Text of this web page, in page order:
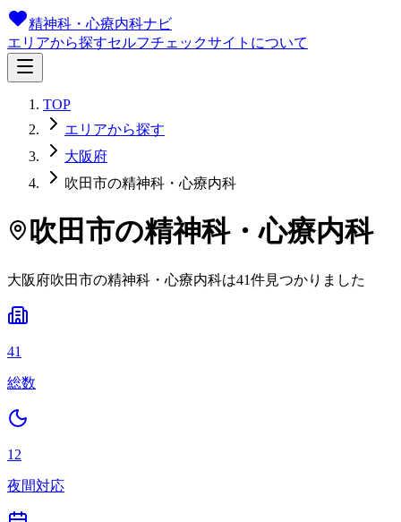
精神科・心療内科ナビ
エリアから探すセルフチェックサイトについて
TOP
エリアから探す
大阪府
吹田市の精神科・心療内科
吹田市の精神科・心療内科
大阪府吹田市の精神科・心療内科は41件見つかりました
41
総数
12
夜間対応